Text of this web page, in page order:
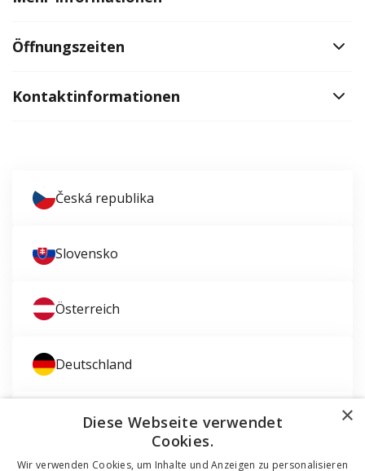
Öffnungszeiten
Kontaktinformationen
Česká republika
Slovensko
Österreich
Deutschland
Magyarország ×
Diese Webseite verwendet
Cookies.
Wir verwenden Cookies, um Inhalte und Anzeigen zu personalisieren